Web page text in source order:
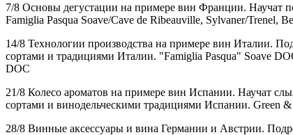
7/8 Основы дегустации на примере вин Франции. Научат
Famiglia Pasqua Soave/Cave de Ribeauville, Sylvaner/Trenel,
14/8 Технологии производства на примере вин Италии.
сортами и традициями Италии. "Famiglia Pasqua" Soave
DOC
21/8 Колесо ароматов на примере вин Испании. Научат
сортами и винодельческими традициями Испании. Green &
28/8 Винные аксессуары и вина Германии и Австрии.